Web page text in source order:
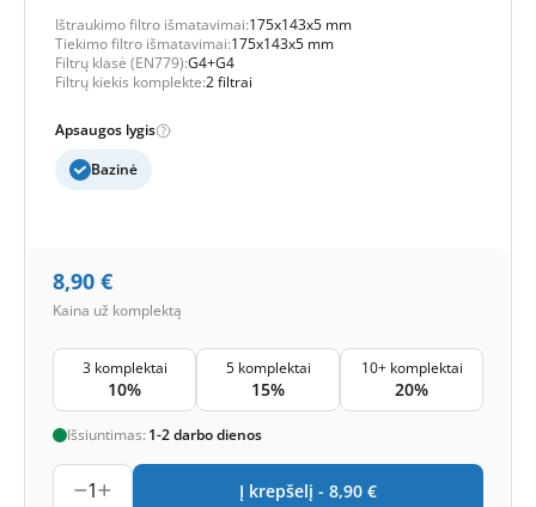
Ištraukimo filtro išmatavimai:175x143x5 mm
Tiekimo filtro išmatavimai:175x143x5 mm
Filtrų klasė (EN779):G4+G4
Filtrų kiekis komplekte:2 filtrai
Apsaugos lygis
Bazinė
8,90 €
Kaina už komplektą
3 komplektai
10%
5 komplektai
15%
10+ komplektai
20%
Išsiuntimas: 1-2 darbo dienos
1 Į krepšelį - 8,90 €